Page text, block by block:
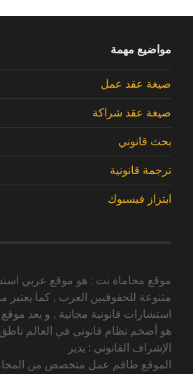
مواضيع مهمة
صيغة عقد عمل
صيغة عقد شراكة
بحث قانوني
ترجمة قانونية
ابتزاز فيسبوك
موقع محاماة نت : هو موقع عربي
متنوعة للحقوقيين العرب , كما يعتبر
استشارات قانونية مجانية , و يعد موقع
هو أضخم نظام قانوني في العالم ناطق
الإشراف القانوني : يدير
الموقع طاقم عمل متخصص من